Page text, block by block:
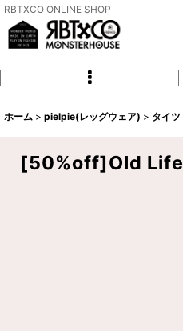
RBTXCO ONLINE SHOP
ホーム > pielpie(レッグウェア) > タイツ
[50%off]Old Life